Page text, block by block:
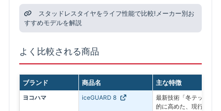
スタッドレスタイヤをライフ性能で比較!メーカー別お
すすめモデルを解説
よく比較される商品
ブランド 商品名 主な特徴
ヨコハマ iceGUARD 8
最新技術「冬テック」
的に高めた、現行モデル